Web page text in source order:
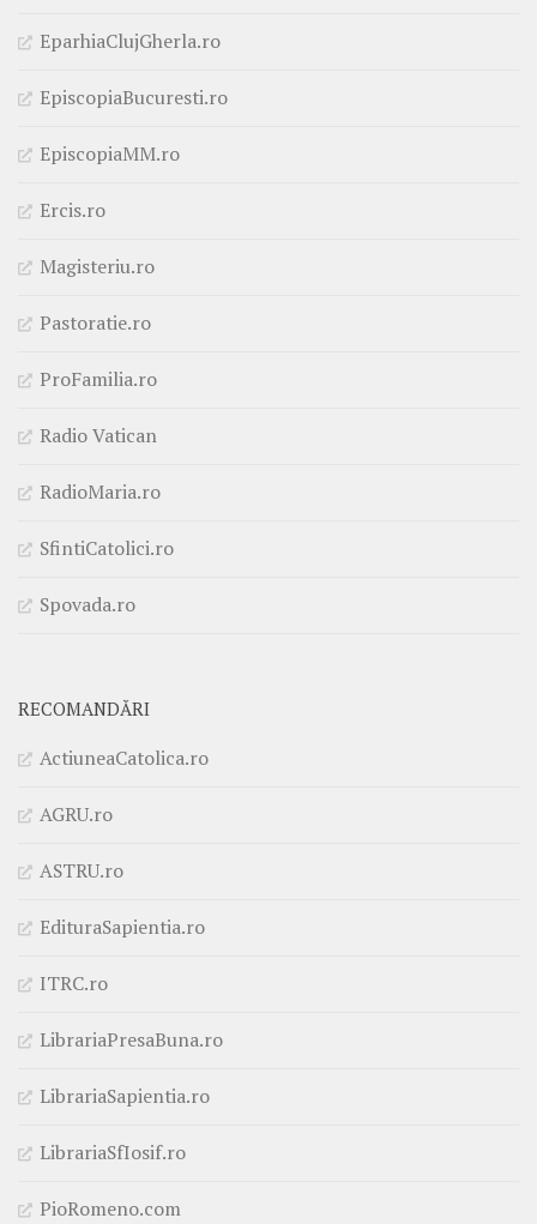
EparhiaClujGherla.ro
EpiscopiaBucuresti.ro
EpiscopiaMM.ro
Ercis.ro
Magisteriu.ro
Pastoratie.ro
ProFamilia.ro
Radio Vatican
RadioMaria.ro
SfintiCatolici.ro
Spovada.ro
RECOMANDĂRI
ActiuneaCatolica.ro
AGRU.ro
ASTRU.ro
EdituraSapientia.ro
ITRC.ro
LibrariaPresaBuna.ro
LibrariaSapientia.ro
LibrariaSfIosif.ro
PioRomeno.com